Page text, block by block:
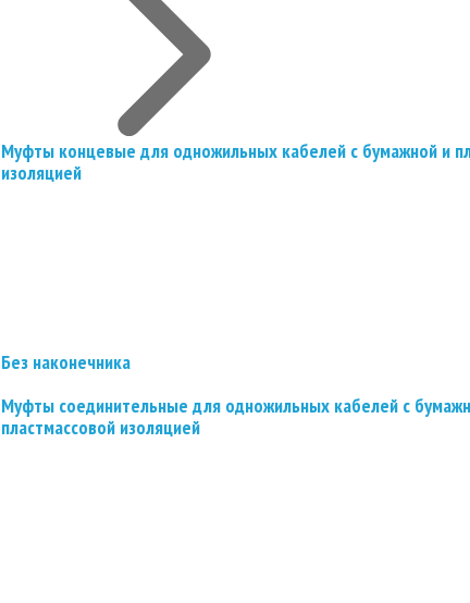
Муфты концевые для одножильных кабелей с бумажной и
изоляцией
Без наконечника
Муфты соединительные для одножильных кабелей с
пластмассовой изоляцией